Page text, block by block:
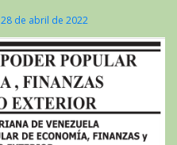
28 de abril de 2022